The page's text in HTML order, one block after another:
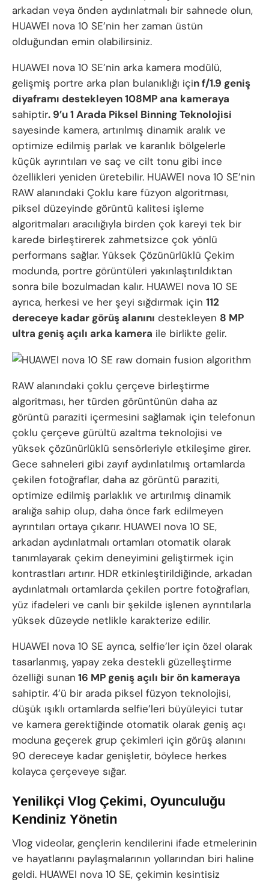
arkadan veya önden aydınlatmalı bir sahnede olun,
HUAWEI nova 10 SE’nin her zaman üstün
olduğundan emin olabilirsiniz.
HUAWEI nova 10 SE’nin arka kamera modülü,
gelişmiş portre arka plan bulanıklığı için f/1.9 geniş
diyaframı destekleyen 108MP ana kameraya
sahiptir. 9’u 1 Arada Piksel Binning Teknolojisi
sayesinde kamera, artırılmış dinamik aralık ve
optimize edilmiş parlak ve karanlık bölgelerle
küçük ayrıntıları ve saç ve cilt tonu gibi ince
özellikleri yeniden üretebilir. HUAWEI nova 10 SE’nin
RAW alanındaki Çoklu kare füzyon algoritması,
piksel düzeyinde görüntü kalitesi işleme
algoritmaları aracılığıyla birden çok kareyi tek bir
karede birleştirerek zahmetsizce çok yönlü
performans sağlar. Yüksek Çözünürlüklü Çekim
modunda, portre görüntüleri yakınlaştırıldıktan
sonra bile bozulmadan kalır. HUAWEI nova 10 SE
ayrıca, herkesi ve her şeyi sığdırmak için 112
dereceye kadar görüş alanını destekleyen 8 MP
ultra geniş açılı arka kamera ile birlikte gelir.
RAW alanındaki çoklu çerçeve birleştirme
algoritması, her türden görüntünün daha az
görüntü paraziti içermesini sağlamak için telefonun
çoklu çerçeve gürültü azaltma teknolojisi ve
yüksek çözünürlüklü sensörleriyle etkileşime girer.
Gece sahneleri gibi zayıf aydınlatılmış ortamlarda
çekilen fotoğraflar, daha az görüntü paraziti,
optimize edilmiş parlaklık ve artırılmış dinamik
aralığa sahip olup, daha önce fark edilmeyen
ayrıntıları ortaya çıkarır. HUAWEI nova 10 SE,
arkadan aydınlatmalı ortamları otomatik olarak
tanımlayarak çekim deneyimini geliştirmek için
kontrastları artırır. HDR etkinleştirildiğinde, arkadan
aydınlatmalı ortamlarda çekilen portre fotoğrafları,
yüz ifadeleri ve canlı bir şekilde işlenen ayrıntılarla
yüksek düzeyde netlikle karakterize edilir.
HUAWEI nova 10 SE ayrıca, selfie’ler için özel olarak
tasarlanmış, yapay zeka destekli güzelleştirme
özelliği sunan 16 MP geniş açılı bir ön kameraya
sahiptir. 4’ü bir arada piksel füzyon teknolojisi,
düşük ışıklı ortamlarda selfie’leri büyüleyici tutar
ve kamera gerektiğinde otomatik olarak geniş açı
moduna geçerek grup çekimleri için görüş alanını
90 dereceye kadar genişletir, böylece herkes
kolayca çerçeveye sığar.
Yenilikçi Vlog Çekimi, Oyunculuğu
Kendiniz Yönetin
Vlog videolar, gençlerin kendilerini ifade etmelerinin
ve hayatlarını paylaşmalarının yollarından biri haline
geldi. HUAWEI nova 10 SE, çekimin kesintisiz